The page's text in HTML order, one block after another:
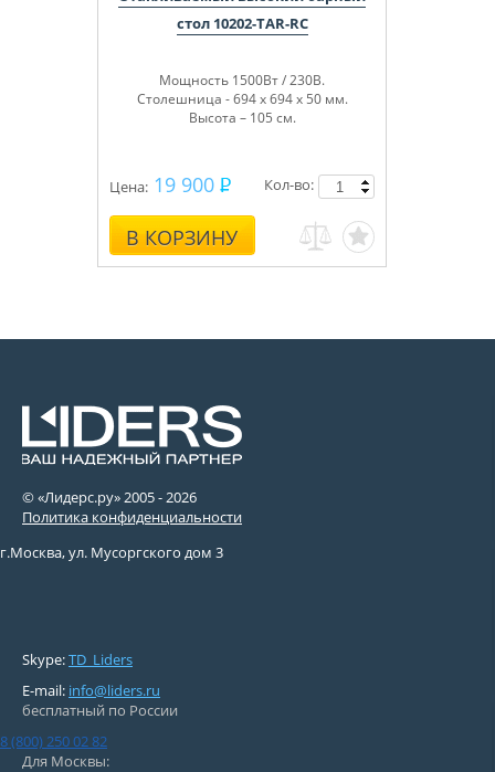
стол 10202-TAR-RC
Мощность 1500Вт / 230В.
Столешница - 694 х 694 х 50 мм.
Высота – 105 см.
Цена: 19 900
В КОРЗИНУ
Кол-во:
© «Лидерс.ру» 2005 -2026
Политика конфиденциальности
г.Москва, ул. Мусоргского дом 3
Skype:TD_Liders
E-mail: info@liders.ru
бесплатный по России
8 (800) 250 02 82
Для Москвы: